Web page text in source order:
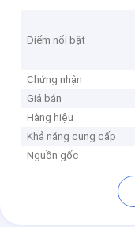
Điểm nổi bật
Chứng nhận
Giá bán
Hàng hiệu
Khả năng cung cấp
Nguồn gốc